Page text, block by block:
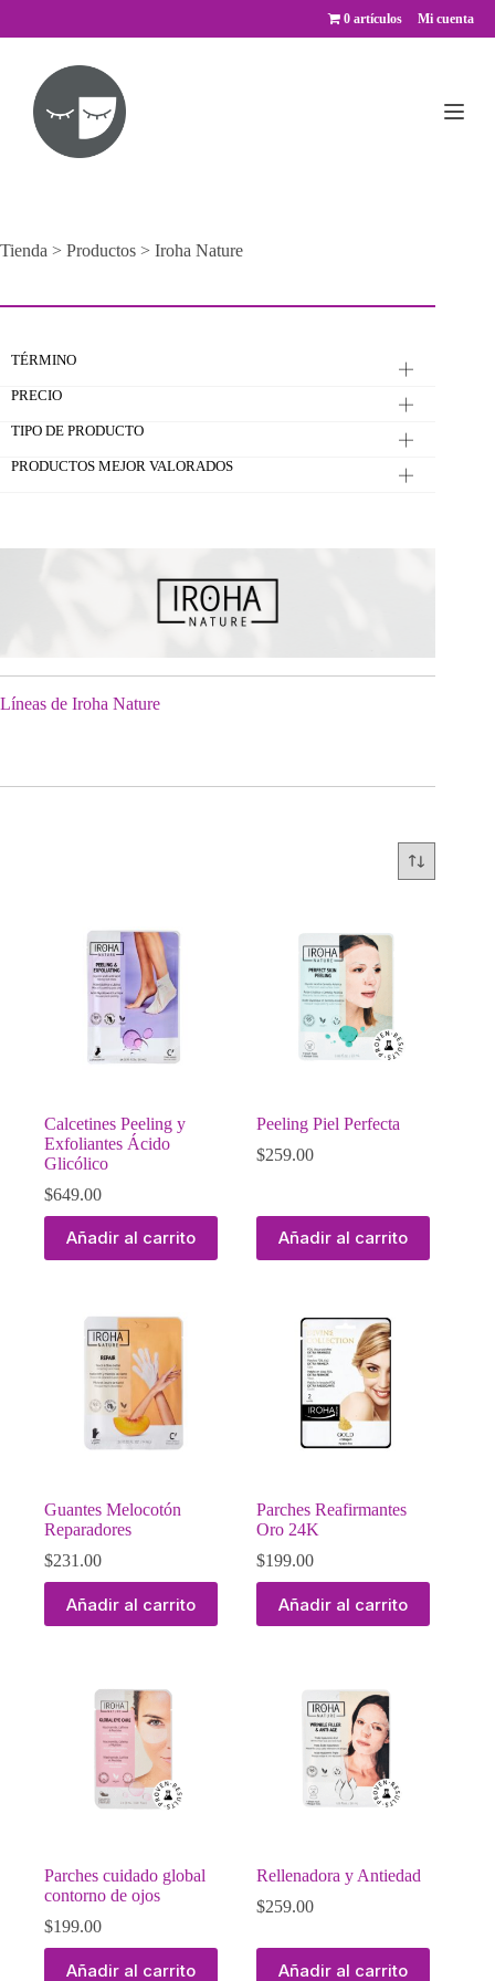
Mi cuenta
0 artículos
Líneas de Iroha Nature
Calcetines Peeling y
Exfoliantes Ácido
Glicólico
$649.00
Añadir al carrito
Peeling Piel Perfecta
$259.00
Añadir al carrito
Guantes Melocotón
Reparadores
$231.00
Añadir al carrito
Parches Reafirmantes
Oro 24K
$199.00
Añadir al carrito
Parches cuidado global
contorno de ojos
$199.00
Añadir al carrito
Rellenadora y Antiedad
$259.00
Añadir al carrito
Tienda > Productos > Iroha Nature
TÉRMINO
PRECIO
TIPO DE PRODUCTO
PRODUCTOS MEJOR VALORADOS